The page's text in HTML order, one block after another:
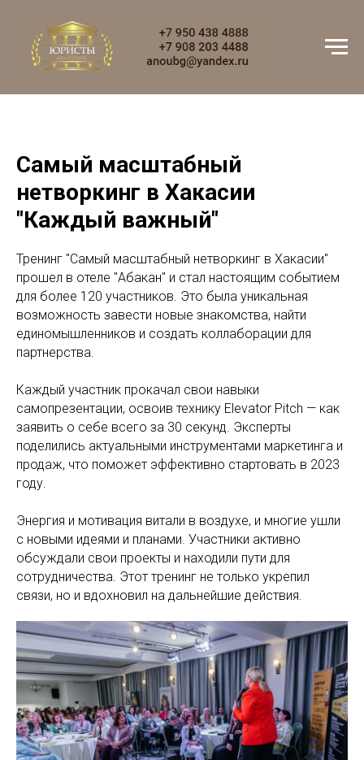
Самый масштабный
нетворкинг в Хакасии
"Каждый важный"
Тренинг "Самый масштабный нетворкинг в Хакасии"
прошел в отеле "Абакан" и стал настоящим событием
для более 120 участников. Это была уникальная
возможность завести новые знакомства, найти
единомышленников и создать коллаборации для
партнерства.
Каждый участник прокачал свои навыки
самопрезентации, освоив технику Elevator Pitch — как
заявить о себе всего за 30 секунд. Эксперты
поделились актуальными инструментами маркетинга и
продаж, что поможет эффективно стартовать в 2023
году.
Энергия и мотивация витали в воздухе, и многие ушли
с новыми идеями и планами. Участники активно
обсуждали свои проекты и находили пути для
сотрудничества. Этот тренинг не только укрепил
связи, но и вдохновил на дальнейшие действия.